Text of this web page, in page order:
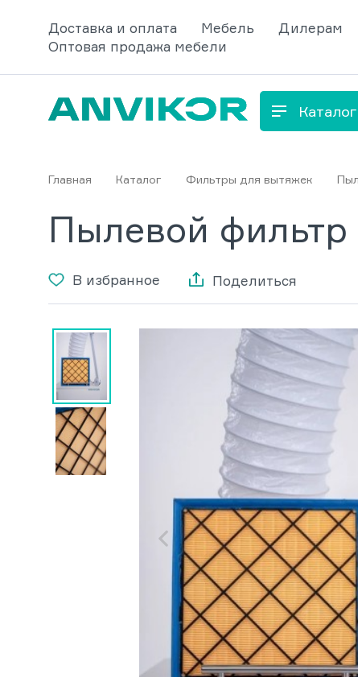
Доставка и оплата Мебель Дилерам
Оптовая продажа мебели
Каталог
Главная Каталог Фильтры для вытяжек
Пылевой фильтр
В избранное Поделиться